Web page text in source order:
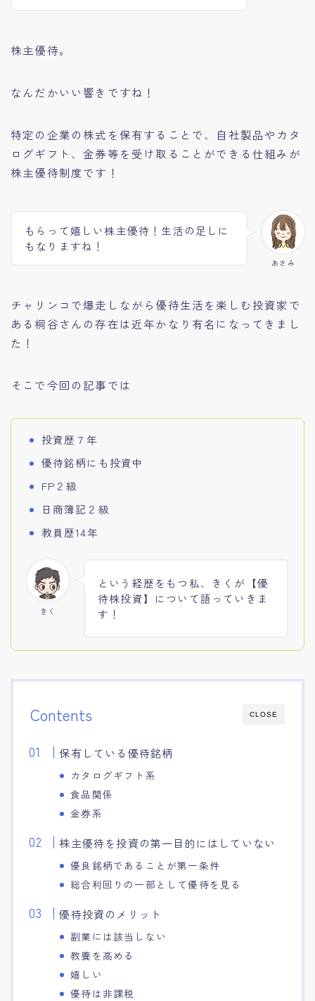
株主優待。
なんだかいい響きですね！
特定の企業の株式を保有することで、自社製品やカタ
ログギフト、金券等を受け取ることができる仕組みが
株主優待制度です！
あさみ
もらって嬉しい株主優待！生活の足しに
もなりますね！
チャリンコで爆走しながら優待生活を楽しむ投資家で
ある桐谷さんの存在は近年かなり有名になってきまし
た！
そこで今回の記事では
投資歴７年
優待銘柄にも投資中
FP２級
日商簿記２級
教員歴14年
きく
という経歴をもつ私、きくが【優
待株投資】について語っていきま
す！
CLOSE
Contents
保有している優待銘柄
カタログギフト系
食品関係
金券系
株主優待を投資の第一目的にはしていない
優良銘柄であることが第一条件
総合利回りの一部として優待を見る
優待投資のメリット
副業には該当しない
教養を高める
嬉しい
優待は非課税